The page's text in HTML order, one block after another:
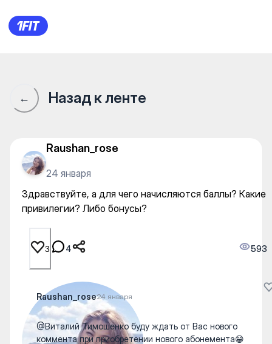
Здравствуйте, а для чего
← Назад к ленте
Raushan_rose
24 января
Здравствуйте, а для чего начисляются баллы? Какие
привилегии? Либо бонусы?
3 4 593
Raushan_rose24 января
@Виталий Тимошенко буду ждать от Вас нового
коммента при приобретении нового абонемента😁